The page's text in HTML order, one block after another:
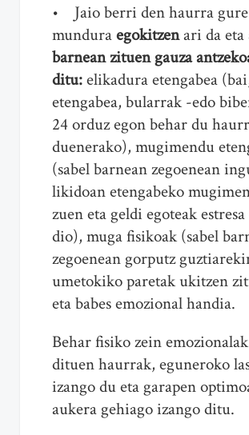
• Jaio berri den haurra gure
munduraegokitzenari da eta
barnean zituen gauza
ditu:elikadura etengabea
etengabea, bularrak -edo
24 orduz egon behar du
duenerako), mugimendu
(sabel barnean zegoenean
likidoan etengabeko
zuen eta geldi egoteak
dio), muga fisikoak (sabel
zegoenean gorputz
umetokiko paretak ukitzen
eta babes emozional handia.
Behar fisiko zein
dituen haurrak, eguneroko
izango du eta garapen
aukera gehiago izango ditu.